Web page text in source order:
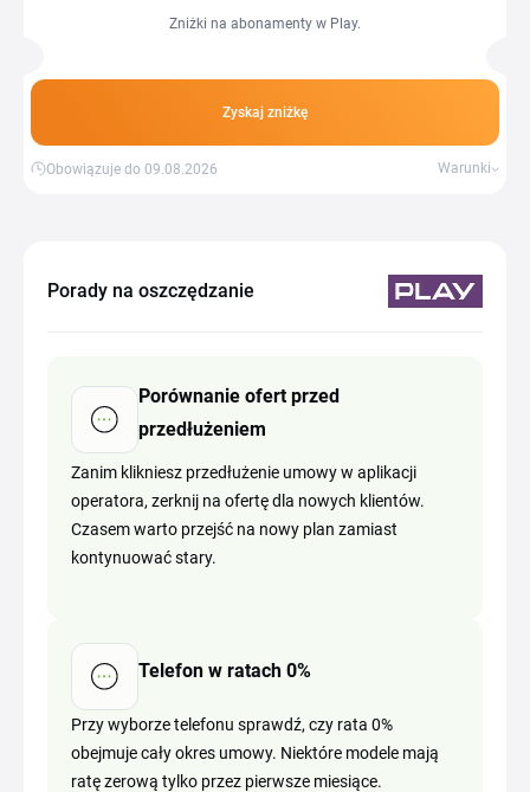
Zniżki na abonamenty w Play.
Zyskaj zniżkę
Obowiązuje do 09.08.2026 Warunki
Porady na oszczędzanie
Porównanie ofert przed
przedłużeniem
Zanim klikniesz przedłużenie umowy w aplikacji
operatora, zerknij na ofertę dla nowych klientów.
Czasem warto przejść na nowy plan zamiast
kontynuować stary.
Telefon w ratach 0%
Przy wyborze telefonu sprawdź, czy rata 0%
obejmuje cały okres umowy. Niektóre modele mają
ratę zerową tylko przez pierwsze miesiące.